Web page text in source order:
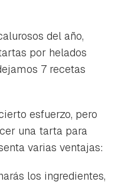
primero has de
del año,
por helados
7 recetas
esfuerzo, pero
una tarta para
varias ventajas:
los ingredientes,
nuestro boletín.